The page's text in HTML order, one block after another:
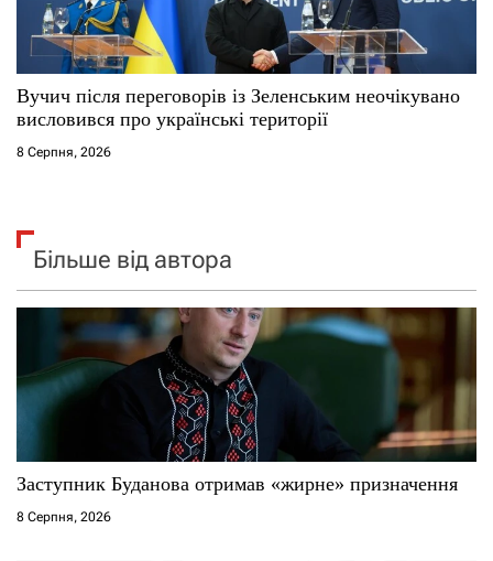
Вучич після переговорів із Зеленським неочікувано
висловився про українські території
8 Серпня, 2026
Більше від автора
Заступник Буданова отримав «жирне» призначення
8 Серпня, 2026